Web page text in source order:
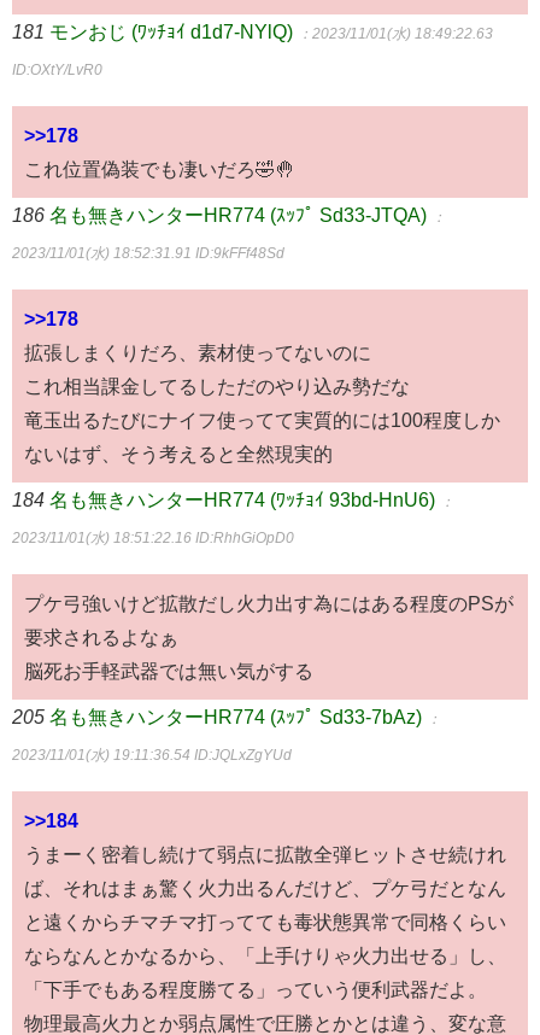
181 モンおじ (ﾜｯﾁｮｲ d1d7-NYlQ) ：2023/11/01(水) 18:49:22.63
ID:OXtY/LvR0
>>178
これ位置偽装でも凄いだろ🤣🤚
186 名も無きハンターHR774 (ｽｯﾌﾟ Sd33-JTQA) ：
2023/11/01(水) 18:52:31.91 ID:9kFFf48Sd
>>178
拡張しまくりだろ、素材使ってないのに
これ相当課金してるしただのやり込み勢だな
竜玉出るたびにナイフ使ってて実質的には100程度しか
ないはず、そう考えると全然現実的
184 名も無きハンターHR774 (ﾜｯﾁｮｲ 93bd-HnU6) ：
2023/11/01(水) 18:51:22.16 ID:RhhGiOpD0
プケ弓強いけど拡散だし火力出す為にはある程度のPSが
要求されるよなぁ
脳死お手軽武器では無い気がする
205 名も無きハンターHR774 (ｽｯﾌﾟ Sd33-7bAz) ：
2023/11/01(水) 19:11:36.54 ID:JQLxZgYUd
>>184
うまーく密着し続けて弱点に拡散全弾ヒットさせ続けれ
ば、それはまぁ驚く火力出るんだけど、プケ弓だとなん
と遠くからチマチマ打ってても毒状態異常で同格くらい
ならなんとかなるから、「上手けりゃ火力出せる」し、
「下手でもある程度勝てる」っていう便利武器だよ。
物理最高火力とか弱点属性で圧勝とかとは違う、変な意